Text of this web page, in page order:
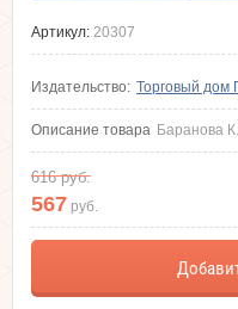
Артикул: 20307
Издательство: Торговый дом
Описание товара Баранова
616руб.
567 руб.